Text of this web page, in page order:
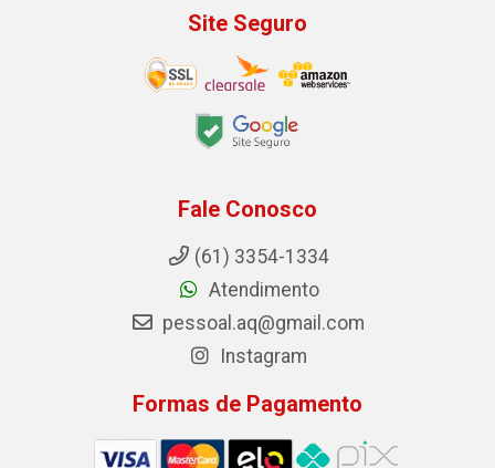
Site Seguro
Fale Conosco
(61) 3354-1334
Atendimento
pessoal.aq@gmail.com
Instagram
Formas de Pagamento